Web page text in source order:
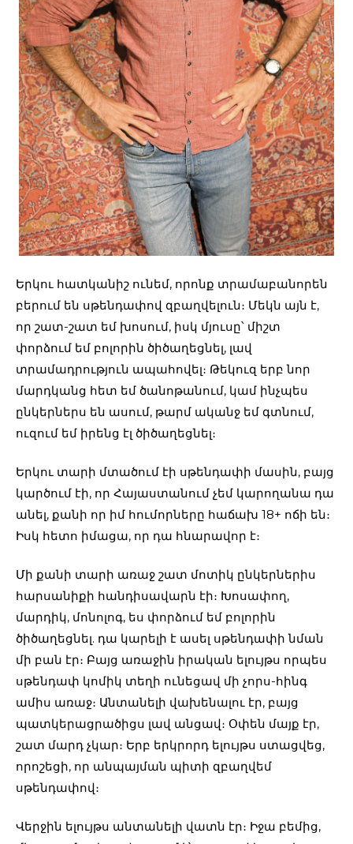
Երկու հատկանիշ ունեմ, որոնք տրամաբանորեն
բերում են սթենդափով զբաղվելուն։ Մեկն այն է,
որ շատ-շատ եմ խոսում, իսկ մյուսը՝ միշտ
փորձում եմ բոլորին ծիծաղեցնել, լավ
տրամադրություն ապահովել։ Թեկուզ երբ նոր
մարդկանց հետ եմ ծանոթանում, կամ ինչպես
ընկերներս են ասում, թարմ ականջ եմ գտնում,
ուզում եմ իրենց էլ ծիծաղեցնել։
Երկու տարի մտածում էի սթենդափի մասին, բայց
կարծում էի, որ Հայաստանում չեմ կարողանա դա
անել, քանի որ իմ հումորները հաճախ 18+ ոճի են։
Իսկ հետո իմացա, որ դա հնարավոր է։
Մի քանի տարի առաջ շատ մոտիկ ընկերներիս
հարսանիքի հանդիսավարն էի։ Խոսափող,
մարդիկ, մոնոլոգ, ես փորձում եմ բոլորին
ծիծաղեցնել. դա կարելի է ասել սթենդափի նման
մի բան էր։ Բայց առաջին իրական ելույթս որպես
սթենդափ կոմիկ տեղի ունեցավ մի չորս-հինգ
ամիս առաջ։ Անտանելի վախենալու էր, բայց
պատկերացրածիցս լավ անցավ։ Օփեն մայք էր,
շատ մարդ չկար։ Երբ երկրորդ ելույթս ստացվեց,
որոշեցի, որ անպայման պիտի զբաղվեմ
սթենդափով։
Վերջին ելույթս անտանելի վատն էր։ Իջա բեմից,